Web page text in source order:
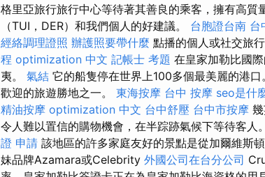
格里亞旅行旅行中心等待著其善良的乘客，擁有高
（TUI，DER）和我們個人的好建議。 台胞證台南 台
經絡調理證照 辦護照要帶什麼 點播的個人或社交旅
程 optimization 中文 記帳士 考題 在皇家加勒比國
夷。 氣結 它的船隻停在世界上100多個最美麗的港
歡迎的旅遊勝地之一。 東海按摩 台中 按摩 seo是什
精油按摩 optimization 中文 台中舒壓 台中市按摩
令人難以置信的購物機會，在半踪跡氣候下等待客人。
證 申請 該地區的許多家庭友好的景點是從加爾維斯
妹品牌Azamara或Celebrity 外國公司在台分公司